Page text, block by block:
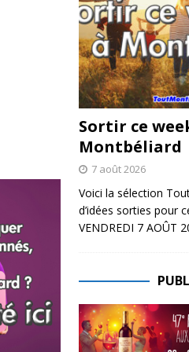
Sortir ce
Montbéliard
7 août 2026
Voici la sélection
d’idées sorties pour
VENDREDI 7 AOÛT